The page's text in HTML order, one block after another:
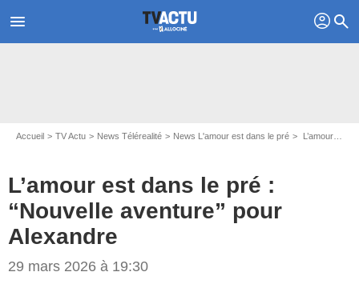
menu profil search
Accueil TV Actu News Télérealité News L'amour est dans le pré L’amour est dans le pré : “Nouvelle aventure” pour Alexandre
L’amour est dans le pré :
“Nouvelle aventure” pour
Alexandre
29 mars 2026 à 19:30